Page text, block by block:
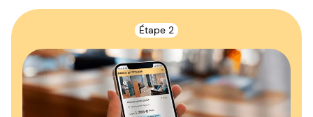
Étape 2